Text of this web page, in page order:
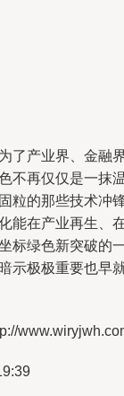
了产业界、金融
不再仅仅是一抹
粒的那些技术
能在产业再生、
标绿色新突破的
示极极重要也早